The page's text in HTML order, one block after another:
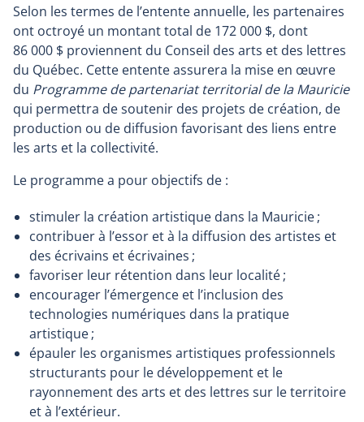
Selon les termes de l’entente annuelle, les partenaires
ont octroyé un montant total de 172 000 $, dont
86 000 $ proviennent du Conseil des arts et des lettres
du Québec. Cette entente assurera la mise en œuvre
du Programme de partenariat territorial de la Mauricie
qui permettra de soutenir des projets de création, de
production ou de diffusion favorisant des liens entre
les arts et la collectivité.
Le programme a pour objectifs de :
stimuler la création artistique dans la Mauricie;
contribuer à l’essor et à la diffusion des artistes et
des écrivains et écrivaines ;
favoriser leur rétention dans leur localité;
encourager l’émergence et l’inclusion des
technologies numériques dans la pratique
artistique;
épauler les organismes artistiques professionnels
structurants pour le développement et le
rayonnement des arts et des lettres sur le territoire
et à l’extérieur.